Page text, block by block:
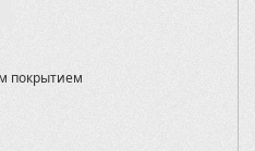
покрытием